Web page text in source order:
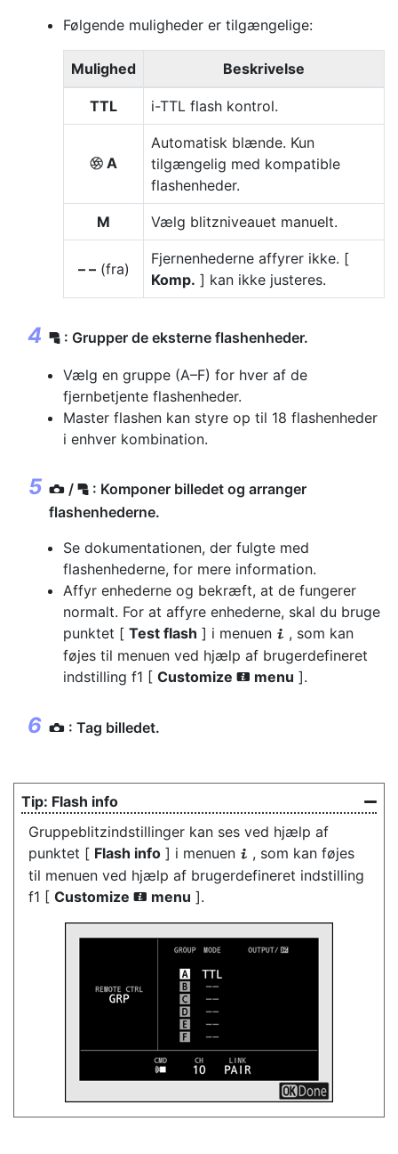
Følgende muligheder er tilgængelige:
Mulighed Beskrivelse
TTL i-TTL flash kontrol.
q A
Automatisk blænde. Kun
tilgængelig med kompatible
flashenheder.
M Vælg blitzniveauet manuelt.
– –(fra)
Fjernenhederne affyrer ikke. [
Komp. ] kan ikke justeres.
f : Grupper de eksterne flashenheder.
Vælg en gruppe (A–F) for hver af de
fjernbetjente flashenheder.
Master flashen kan styre op til 18 flashenheder
i enhver kombination.
C / f : Komponer billedet og arranger
flashenhederne.
Se dokumentationen, der fulgte med
flashenhederne, for mere information.
Affyr enhederne og bekræft, at de fungerer
normalt. For at affyre enhederne, skal du bruge
punktet [ Test flash ] i menuen i , som kan
føjes til menuen ved hjælp af brugerdefineret
indstilling f1 [ Customize i menu ].
C : Tag billedet.
Flash info
Gruppeblitzindstillinger kan ses ved hjælp af
punktet [ Flash info ] i menuen i , som kan føjes
til menuen ved hjælp af brugerdefineret indstilling
f1 [ Customize i menu ].